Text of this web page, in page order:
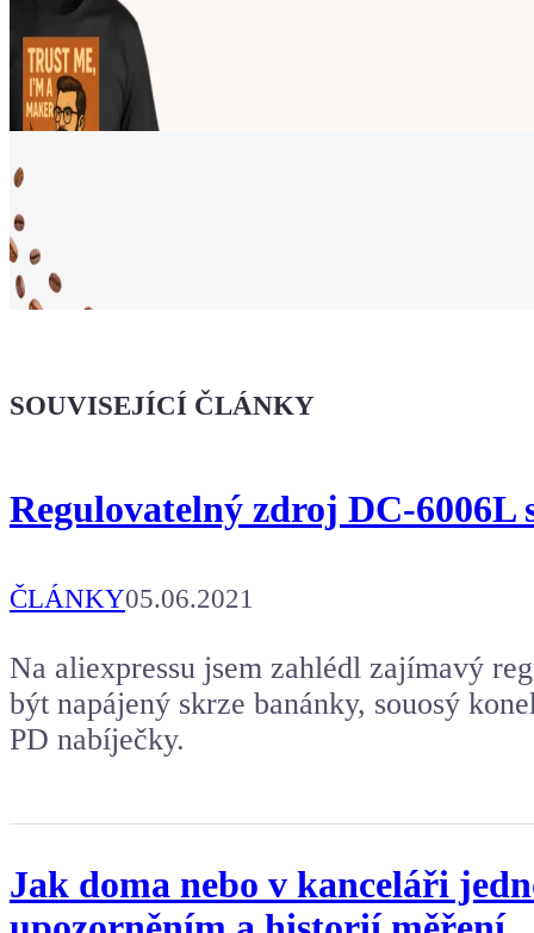
že jsi Maker!
Kafe pro Chiptrona
Aby mohl napsat další článek.
SOUVISEJÍCÍ ČLÁNKY
Regulovatelný zdroj DC-6006L
ČLÁNKY05.06.2021
Na aliexpressu jsem zahlédl zajímavý
být napájený skrze banánky, souosý
PD nabíječky.
Jak doma nebo v kanceláři